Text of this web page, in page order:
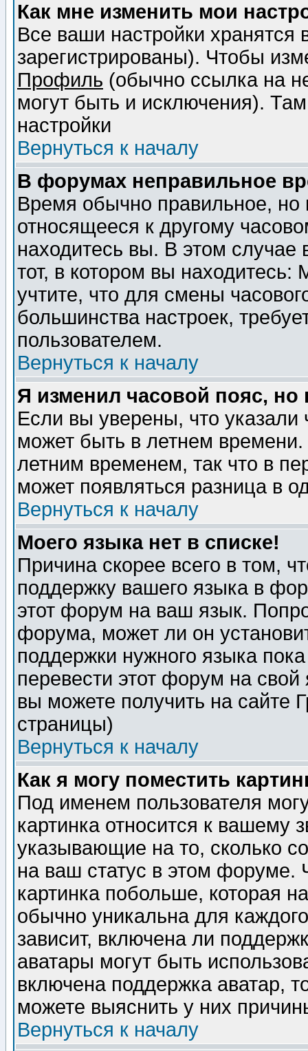
Как мне изменить мои
Все ваши настройки
зарегистрированы). Чтобы
Профиль (обычно ссылка на
могут быть и исключения).
настройки
Вернуться к началу
В форумах неправильное
Время обычно правильное,
относящееся к другому
находитесь вы. В этом
тот, в котором вы
учтите, что для смены
большинства настроек,
пользователем.
Вернуться к началу
Я изменил часовой пояс,
Если вы уверены, что указали
может быть в летнем
летним временем, так что в
может появляться разница в
Вернуться к началу
Моего языка нет в списке!
Причина скорее всего в том,
поддержку вашего языка в
этот форум на ваш язык.
форума, может ли он
поддержки нужного языка
перевести этот форум на
вы можете получить на сайте
страницы)
Вернуться к началу
Как я могу поместить
Под именем пользователя
картинка относится к вашему
указывающие на то, сколько
на ваш статус в этом форуме.
картинка побольше, которая
обычно уникальна для
зависит, включена ли
аватары могут быть
включена поддержка аватар,
можете выяснить у них
Вернуться к началу